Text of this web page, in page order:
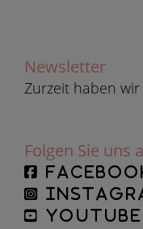
Newsletter
Zurzeit haben
Folgen Sie uns
YouTube